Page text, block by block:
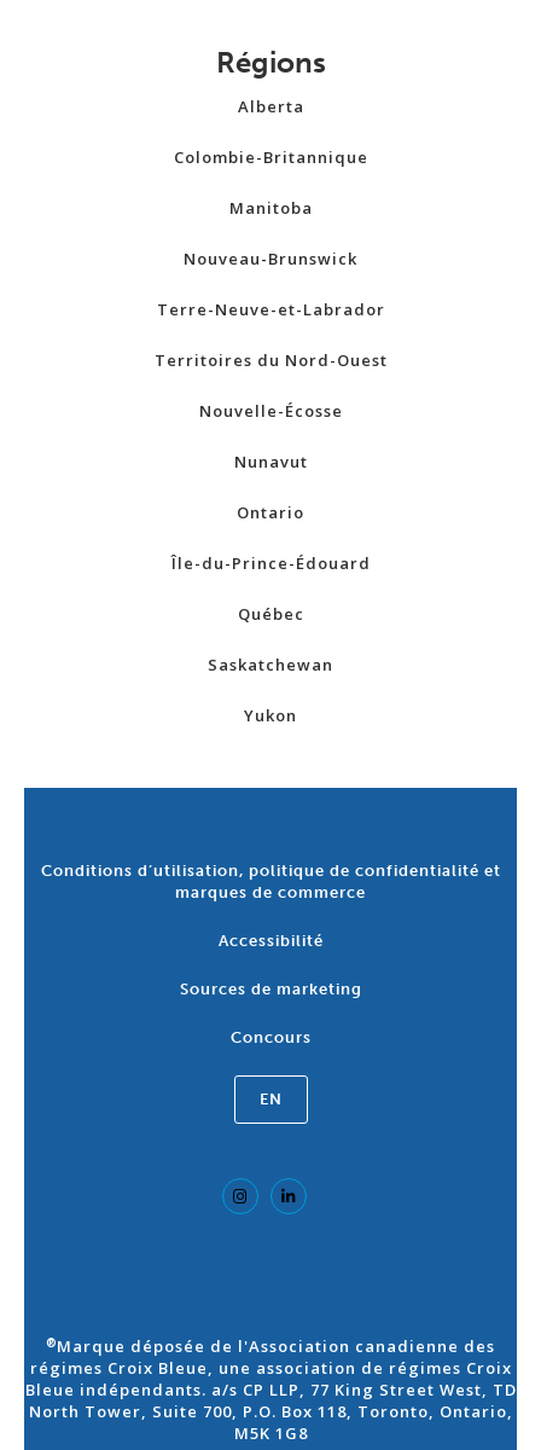
Régions
Alberta
Colombie-Britannique
Manitoba
Nouveau-Brunswick
Terre-Neuve-et-Labrador
Territoires du Nord-Ouest
Nouvelle-Écosse
Nunavut
Ontario
Île-du-Prince-Édouard
Québec
Saskatchewan
Yukon
Conditions d’utilisation, politique de confidentialité et
marques de commerce
Accessibilité
Sources de marketing
Concours
EN
®Marque déposée de l'Association canadienne des
régimes Croix Bleue, une association de régimes Croix
Bleue indépendants. a/s CP LLP, 77 King Street West, TD
North Tower, Suite 700, P.O. Box 118, Toronto, Ontario,
M5K 1G8